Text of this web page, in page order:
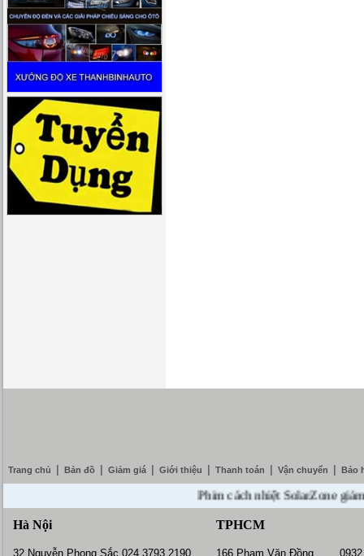
Trang chủ Bản đồ Giảm giá Giới thiệu Thanh toán Vận chuyển Bảo
Phim cách nhiệt SolarZone giảm
Hà Nội
32 Nguyễn Phong Sắc 024 3793 2190
TPHCM
166 Phạm Văn Đồng 0932